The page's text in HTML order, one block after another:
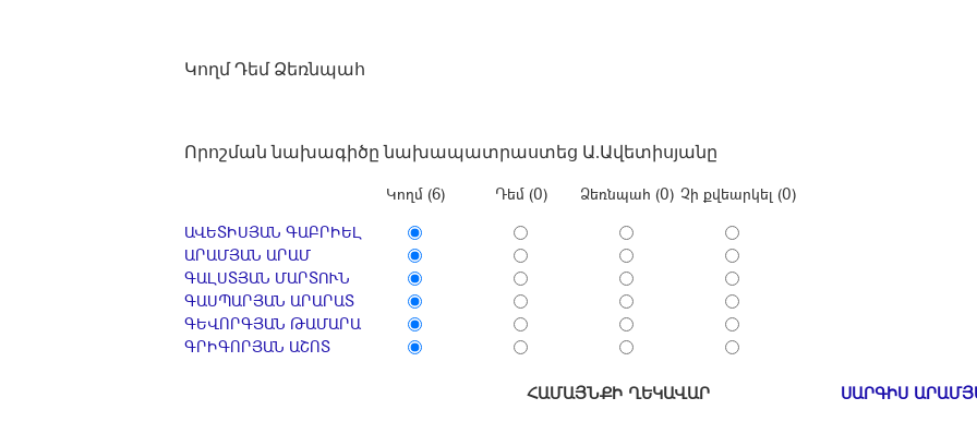
Կողմ Դեմ Ձեռնպահ
Որոշման նախագիծը նախապատրաստեց Ա.Ավետիսյանը
Կողմ (6) Դեմ (0) Ձեռնպահ (0) Չի քվեարկել (0)
ԱՎԵՏԻՍՅԱՆ ԳԱԲՐԻԵԼ
ԱՐԱՄՅԱՆ ԱՐԱՄ
ԳԱԼՍՏՅԱՆ ՄԱՐՏՈՒՆ
ԳԱՍՊԱՐՅԱՆ ԱՐԱՐԱՏ
ԳԵՎՈՐԳՅԱՆ ԹԱՄԱՐԱ
ԳՐԻԳՈՐՅԱՆ ԱՇՈՏ
ՀԱՄԱՅՆՔԻ ՂԵԿԱՎԱՐ ՍԱՐԳԻՍ